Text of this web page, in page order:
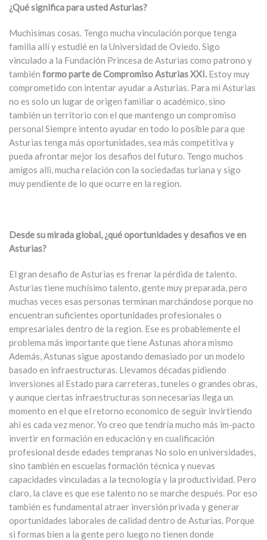
¿Qué significa para usted Asturias?
Muchisimas cosas. Tengo mucha vinculación porque tenga
familia allí y estudié en la Universidad de Oviedo. Sigo
vinculado a la Fundación Princesa de Asturias como patrono y
también formo parte de Compromiso Asturias XXI. Estoy muy
comprometido con intentar ayudar a Asturias. Para mi Asturias
no es solo un lugar de origen familiar o académico, sino
también un territorio con el que mantengo un compromiso
personal Siempre intento ayudar en todo lo posible para que
Asturias tenga más oportunidades, sea más competitiva y
pueda afrontar mejor los desafios del futuro. Tengo muchos
amigos alli, mucha relación con la sociedadas turiana y sigo
muy pendiente de lo que ocurre en la region.
Desde su mirada global, ¿qué oportunidades y desafios ve en
Asturias?
El gran desafio de Asturias es frenar la pérdida de talento.
Asturias tiene muchísimo talento, gente muy preparada, pero
muchas veces esas personas terminan marchándose porque no
encuentran suficientes oportunidades profesionales o
empresariales dentro de la region. Ese es probablemente el
problema más importante que tiene Astunas ahora mismo
Además, Astunas sigue apostando demasiado por un modelo
basado en infraestructuras. Llevamos décadas pidiendo
inversiones al Estado para carreteras, tuneles o grandes obras,
y aunque ciertas infraestructuras son necesarias llega un
momento en el que el retorno economico de seguir invirtiendo
ahi es cada vez menor. Yo creo que tendría mucho más im-pacto
invertir en formación en educación y en cualificación
profesional desde edades tempranas No solo en universidades,
sino también en escuelas formación técnica y nuevas
capacidades vinculadas a la tecnología y la productividad. Pero
claro, la clave es que ese talento no se marche después. Por eso
también es fundamental atraer inversión privada y generar
oportunidades laborales de calidad dentro de Asturias. Porque
si formas bien a la gente pero luego no tienen donde